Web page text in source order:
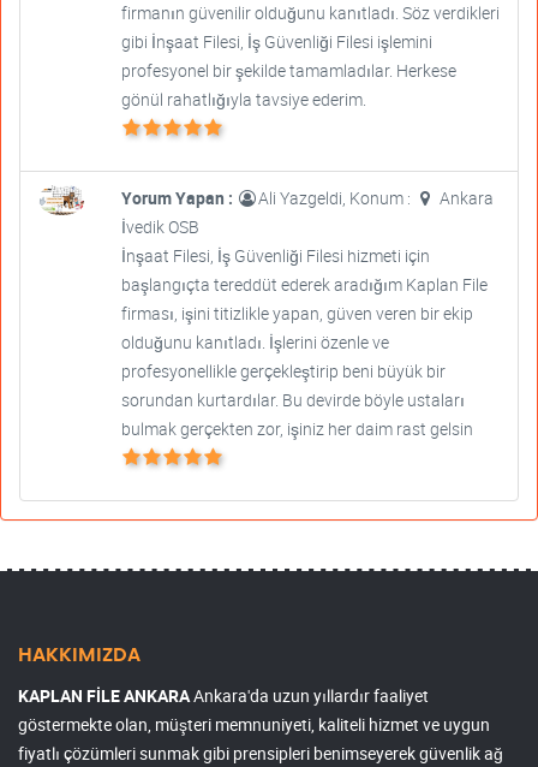
firmanın güvenilir olduğunu kanıtladı. Söz verdikleri
gibi İnşaat Filesi, İş Güvenliği Filesi işlemini
profesyonel bir şekilde tamamladılar. Herkese
gönül rahatlığıyla tavsiye ederim.
Yorum Yapan : Ali Yazgeldi, Konum :
Ankara
İvedik OSB
İnşaat Filesi, İş Güvenliği Filesi hizmeti için
başlangıçta tereddüt ederek aradığım Kaplan File
firması, işini titizlikle yapan, güven veren bir ekip
olduğunu kanıtladı. İşlerini özenle ve
profesyonellikle gerçekleştirip beni büyük bir
sorundan kurtardılar. Bu devirde böyle ustaları
bulmak gerçekten zor, işiniz her daim rast gelsin
HAKKIMIZDA
KAPLAN FİLE ANKARAAnkara'da uzun yıllardır faaliyet
göstermekte olan, müşteri memnuniyeti, kaliteli hizmet ve uygun
fiyatlı çözümleri sunmak gibi prensipleri benimseyerek güvenlik ağ